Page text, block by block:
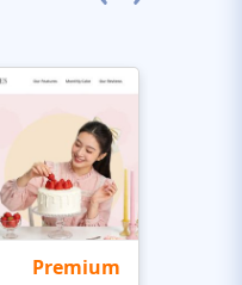
Premium